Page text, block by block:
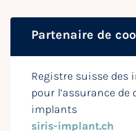
Partenaire de
Registre suisse des
pour l’assurance
implants
siris-implant.ch